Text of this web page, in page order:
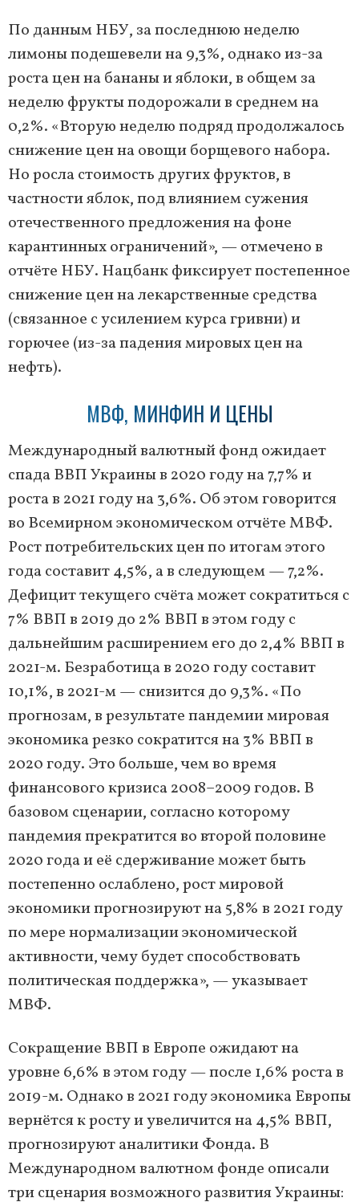
По данным НБУ, за последнюю неделю
лимоны подешевели на 9,3%, однако из-за
роста цен на бананы и яблоки, в общем за
неделю фрукты подорожали в среднем на
0,2%. «Вторую неделю подряд продолжалось
снижение цен на овощи борщевого набора.
Но росла стоимость других фруктов, в
частности яблок, под влиянием сужения
отечественного предложения на фоне
карантинных ограничений», — отмечено в
отчёте НБУ. Нацбанк фиксирует постепенное
снижение цен на лекарственные средства
(связанное с усилением курса гривни) и
горючее (из-за падения мировых цен на
нефть).
МВФ, МИНФИН И ЦЕНЫ
Международный валютный фонд ожидает
спада ВВП Украины в 2020 году на 7,7% и
роста в 2021 году на 3,6%. Об этом говорится
во Всемирном экономическом отчёте МВФ.
Рост потребительских цен по итогам этого
года составит 4,5%, а в следующем — 7,2%.
Дефицит текущего счёта может сократиться с
7% ВВП в 2019 до 2% ВВП в этом году с
дальнейшим расширением его до 2,4% ВВП в
2021-м. Безработица в 2020 году составит
10,1%, в 2021-м — снизится до 9,3%. «По
прогнозам, в результате пандемии мировая
экономика резко сократится на 3% ВВП в
2020 году. Это больше, чем во время
финансового кризиса 2008–2009 годов. В
базовом сценарии, согласно которому
пандемия прекратится во второй половине
2020 года и её сдерживание может быть
постепенно ослаблено, рост мировой
экономики прогнозируют на 5,8% в 2021 году
по мере нормализации экономической
активности, чему будет способствовать
политическая поддержка», — указывает
МВФ.
Сокращение ВВП в Европе ожидают на
уровне 6,6% в этом году — после 1,6% роста в
2019-м. Однако в 2021 году экономика Европы
вернётся к росту и увеличится на 4,5% ВВП,
прогнозируют аналитики Фонда. В
Международном валютном фонде описали
три сценария возможного развития Украины: